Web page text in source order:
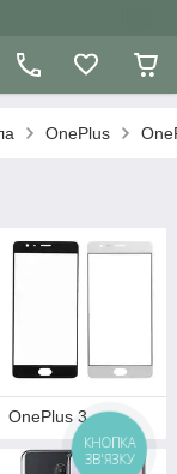
OnePlus
OnePlus 3
КНОПКА
ЗВ'ЯЗКУ